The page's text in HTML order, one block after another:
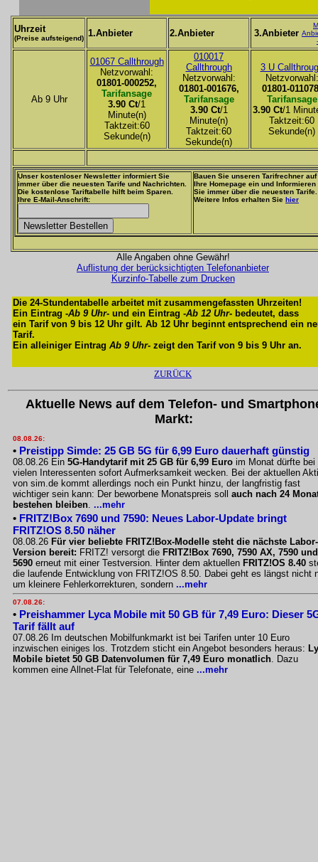
Uhrzeit
(Preise aufsteigend) 1.Anbieter 2.Anbieter 3.Anbieter
Ab 9 Uhr
01067 Callthrough
Netzvorwahl:
01801-000252,
Tarifansage
3.90 Ct/1
Minute(n)
Taktzeit:60
Sekunde(n)
010017
Callthrough
Netzvorwahl:
01801-001676,
Tarifansage
3.90 Ct/1
Minute(n)
Taktzeit:60
Sekunde(n)
3 U
Netzvorwahl:
01801-
Tarifansage
3.90 Ct/1
Taktzeit:60
Sekunde(n)
Unser kostenloser Newsletter informiert Sie
immer über die neuesten Tarife und Nachrichten.
Die kostenlose Tariftabelle hilft beim Sparen.
Ihre E-Mail-Anschrift:
Bauen Sie unseren Tarifrechner auf
Ihre Homepage ein und Informieren
Sie immer über die neuesten Tarife.
Weitere Infos erhalten Sie hier
Alle Angaben ohne Gewähr!
Auflistung der berücksichtigten Telefonanbieter
Kurzinfo-Tabelle zum Drucken
Die 24-Stundentabelle arbeitet mit zusammengefassten Uhrzeiten!
Ein Eintrag -Ab 9 Uhr- und ein Eintrag -Ab 12 Uhr- bedeutet, dass
ein Tarif von 9 bis 12 Uhr gilt. Ab 12 Uhr beginnt entsprechend ein
Tarif.
Ein alleiniger Eintrag Ab 9 Uhr- zeigt den Tarif von 9 bis 9 Uhr an.
ZURÜCK
Aktuelle News auf dem Telefon- und
Markt:
08.08.26:
• Preistipp Simde: 25 GB 5G für 6,99 Euro dauerhaft günstig
08.08.26 Ein 5G-Handytarif mit 25 GB für 6,99 Euro im Monat dürfte bei
vielen Interessenten sofort Aufmerksamkeit wecken. Bei der aktuellen
von sim.de kommt allerdings noch ein Punkt hinzu, der langfristig fast
wichtiger sein kann: Der beworbene Monatspreis soll auch nach 24
bestehen bleiben. ...mehr
• FRITZ!Box 7690 und 7590: Neues Labor-Update bringt
FRITZ!OS 8.50 näher
08.08.26 Für vier beliebte FRITZ!Box-Modelle steht die nächste Labor-
Version bereit: FRITZ! versorgt die FRITZ!Box 7690, 7590 AX, 7590 und
5690 erneut mit einer Testversion. Hinter dem aktuellen FRITZ!OS 8.40
die laufende Entwicklung von FRITZ!OS 8.50. Dabei geht es längst nicht
um kleinere Fehlerkorrekturen, sondern ...mehr
07.08.26:
• Preishammer Lyca Mobile mit 50 GB für 7,49 Euro: Dieser
Tarif fällt auf
07.08.26 Im deutschen Mobilfunkmarkt ist bei Tarifen unter 10 Euro
inzwischen einiges los. Trotzdem sticht ein Angebot besonders heraus:
Mobile bietet 50 GB Datenvolumen für 7,49 Euro monatlich. Dazu
kommen eine Allnet-Flat für Telefonate, eine ...mehr